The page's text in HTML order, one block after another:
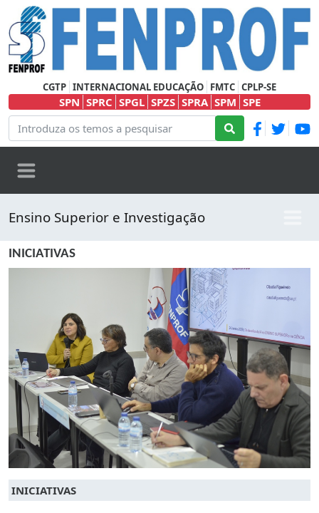
CGTP INTERNACIONAL EDUCAÇÃO FMTC CPLP-SE
SPN SPRC SPGL SPZS SPRA SPM SPE
Ensino Superior e Investigação
INICIATIVAS
INICIATIVAS